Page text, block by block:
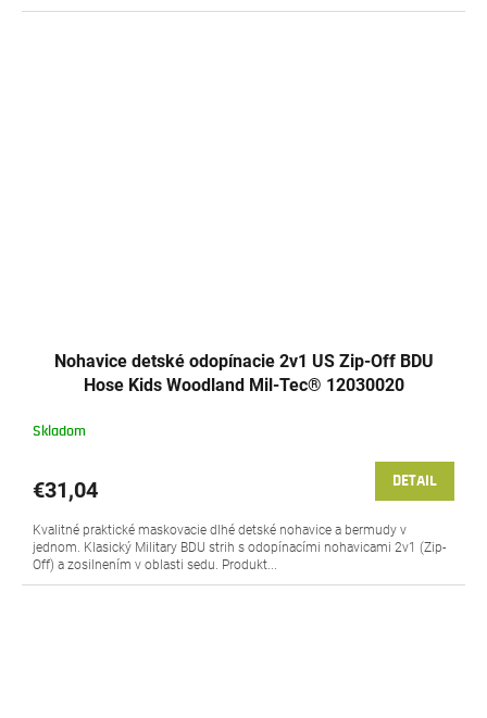
Nohavice detské odopínacie 2v1 US Zip-Off BDU
Hose Kids Woodland Mil-Tec® 12030020
Skladom
€31,04 DETAIL
Kvalitné praktické maskovacie dlhé detské nohavice a bermudy v
jednom. Klasický Military BDU strih s odopínacími nohavicami 2v1 (Zip-
Off) a zosilnením v oblasti sedu. Produkt...